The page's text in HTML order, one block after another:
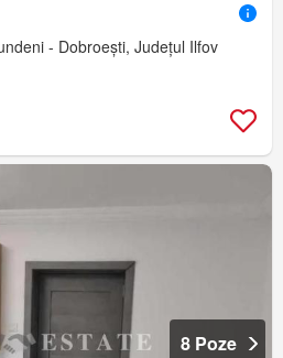
- Dobroești, Județul Ilfov
8 Poze